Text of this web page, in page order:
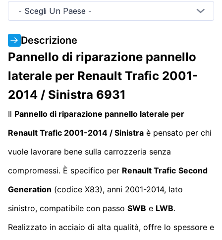
- Scegli Un Paese -
Descrizione
Pannello di riparazione pannello
laterale per Renault Trafic 2001-
2014 / Sinistra 6931
Il Pannello di riparazione pannello laterale per
Renault Trafic 2001-2014 / Sinistra è pensato per chi
vuole lavorare bene sulla carrozzeria senza
compromessi. È specifico per Renault Trafic Second
Generation (codice X83), anni 2001-2014, lato
sinistro, compatibile con passo SWB e LWB.
Realizzato in acciaio di alta qualità, offre lo spessore e